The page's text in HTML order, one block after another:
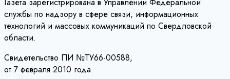
службы по надзору в сфере связи, информационных
технологий и массовых коммуникаций по Свердловской
области.
Свидетельство ПИ №ТУ66-00588,
от 7 февраля 2010 года.